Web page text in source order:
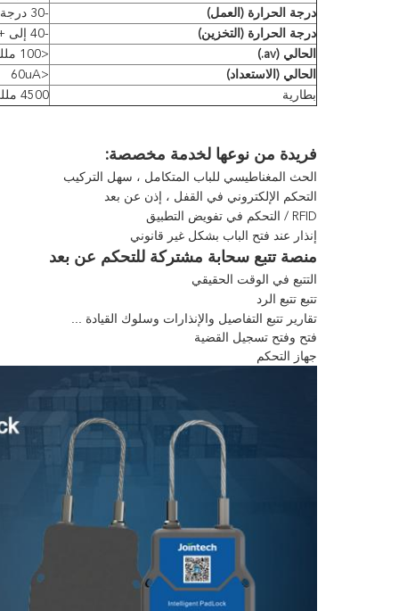
درجة الحرارة (العمل)
-30 درجة مئوية إلى +70 درجة مئوية
درجة الحرارة (التخزين)
-40 إلى + 85
الحالي (av.)
<100 مللي أمبير
الحالي (الاستعداد)
<60uA
بطارية
4500 مللي أمبير
فريدة من نوعها لخدمة مخصصة:
الحث المغناطيسي للباب المتكامل ، سهل التركيب
التحكم الإلكتروني في القفل ، إذن عن بعد
RFID / التحكم في تفويض التطبيق
إنذار عند فتح الباب بشكل غير قانوني
منصة تتبع سحابة مشتركة للتحكم عن بعد
التتبع في الوقت الحقيقي
تتبع تتبع الرد
تقارير تتبع التفاصيل والإنذارات وسلوك القيادة ...
فتح وفتح تسجيل القضية
جهاز التحكم